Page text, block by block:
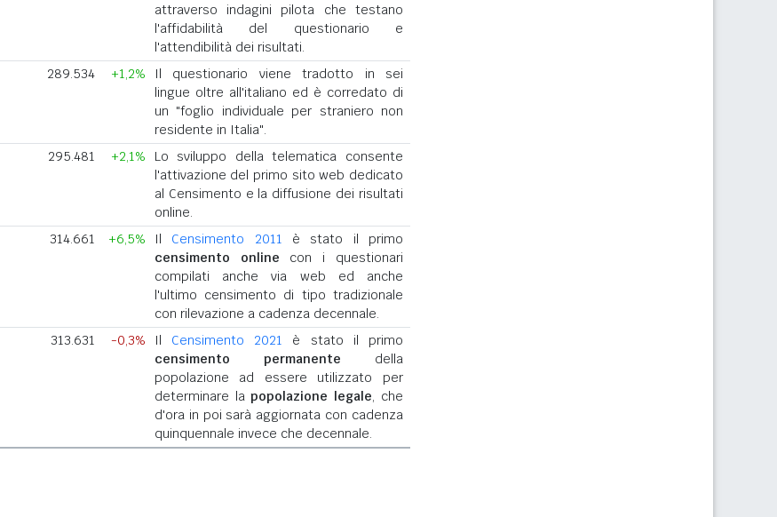
attraverso indagini pilota che testano
l'affidabilità del questionario e
l'attendibilità dei risultati.
289.534 +1,2%
Il questionario viene tradotto in sei
lingue oltre all'italiano ed è corredato di
un "foglio individuale per straniero non
residente in Italia".
295.481 +2,1%
Lo sviluppo della telematica consente
l'attivazione del primo sito web dedicato
al Censimento e la diffusione dei risultati
online.
314.661 +6,5% Il Censimento 2011 è stato il primo
censimento online con i questionari
compilati anche via web ed anche
l'ultimo censimento di tipo tradizionale
con rilevazione a cadenza decennale.
313.631 -0,3% Il Censimento 2021 è stato il primo
censimento permanente della
popolazione ad essere utilizzato per
determinare lapopolazione legale, che
d'ora in poi sarà aggiornata con cadenza
quinquennale invece che decennale.